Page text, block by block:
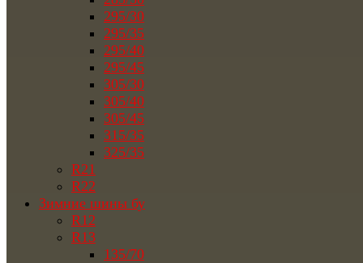
295/30
295/35
295/40
295/45
305/30
305/40
305/45
315/35
325/35
R21
R22
Зимние шины бу
R12
R13
135/70